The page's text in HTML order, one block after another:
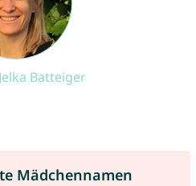
Jelka Batteiger
Mädchennamen